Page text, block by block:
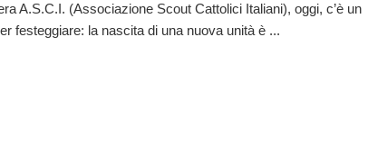
A.S.C.I. (Associazione Scout Cattolici Italiani), oggi, c’è un
festeggiare: la nascita di una nuova unità è ...